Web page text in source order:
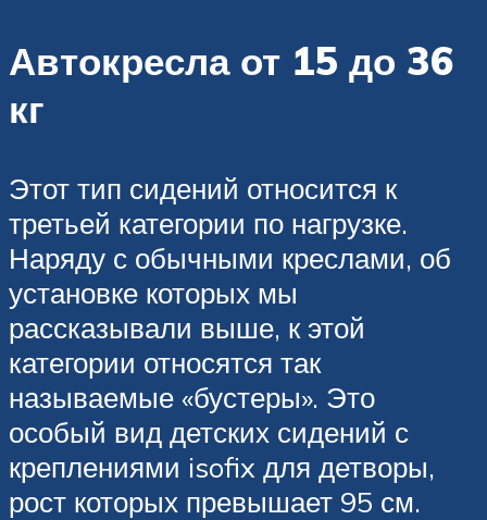
Автокресла от 15 до 36
кг
Этот тип сидений относится к
третьей категории по нагрузке.
Наряду с обычными креслами, об
установке которых мы
рассказывали выше, к этой
категории относятся так
называемые «бустеры». Это
особый вид детских сидений с
креплениями isofix для детворы,
рост которых превышает 95 см.